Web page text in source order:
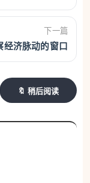
下一篇
经济脉动的窗口
🔖 稍后阅读